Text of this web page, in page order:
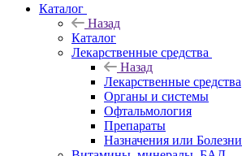
Каталог
Назад
Каталог
Лекарственные средства
Назад
Лекарственные средства
Органы и системы
Офтальмология
Препараты
Назначения или Болезни